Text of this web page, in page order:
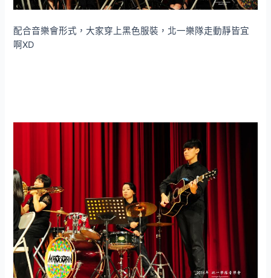
配合音樂會形式，大家穿上黑色服裝，北一樂隊走動靜皆宜
啊XD